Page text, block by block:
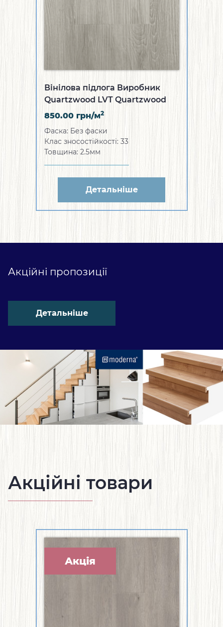
Вінілова підлога Виробник
Quartzwood LVT Quartzwood
Oriental Romantic
850.00 грн/м2
Фаска: Без фаски
Клас зносостійкості: 33
Товщина: 2.5мм
Детальніше
Акційні пропозиції
Детальніше
Акційні товари
Акція